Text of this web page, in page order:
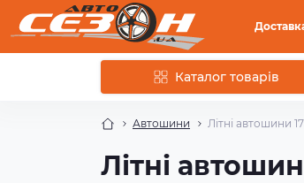
Каталог товарів
Автошини Літні автошини
Літні